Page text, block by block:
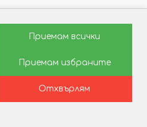
Защо да изберете Victoria
Как да изберем годежен
Приемам всички
Приемам избраните
Отхвърлям